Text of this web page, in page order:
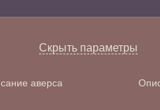
Скрыть параметры
аверса